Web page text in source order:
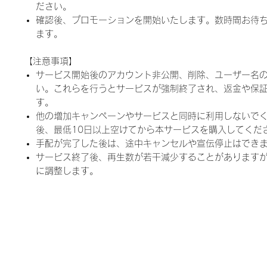
ださい。
確認後、プロモーションを開始いたします。数時間お待
ます。
【注意事項】
サービス開始後のアカウント非公開、削除、ユーザー名
い。これらを行うとサービスが強制終了され、返金や保
す。
他の増加キャンペーンやサービスと同時に利用しないで
後、最低10日以上空けてから本サービスを購入してくだ
手配が完了した後は、途中キャンセルや宣伝停止はでき
サービス終了後、再生数が若干減少することがあります
に調整します。